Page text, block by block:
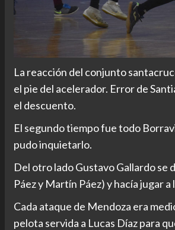
La reacción del conjunto
el pie del acelerador. Error de
el descuento.
El segundo tiempo fue todo
pudo inquietarlo.
Del otro lado Gustavo Gallardo
Páez y Martín Páez) y hacía jugar
Cada ataque de Mendoza era
pelota servida a Lucas Díaz para